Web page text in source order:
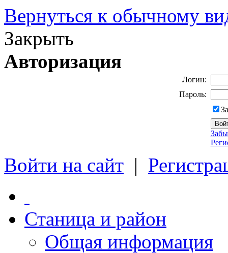
Вернуться к обычному
Закрыть
Авторизация
Логин:
Пароль:
Войти на сайт |
Станица и район
Общая информация